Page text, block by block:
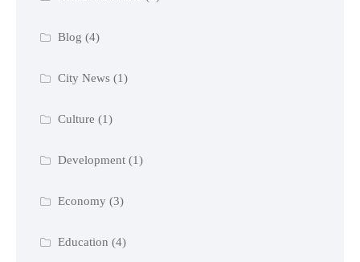
Blog (4)
City News(1)
Culture (1)
Development(1)
Economy (3)
Education (4)